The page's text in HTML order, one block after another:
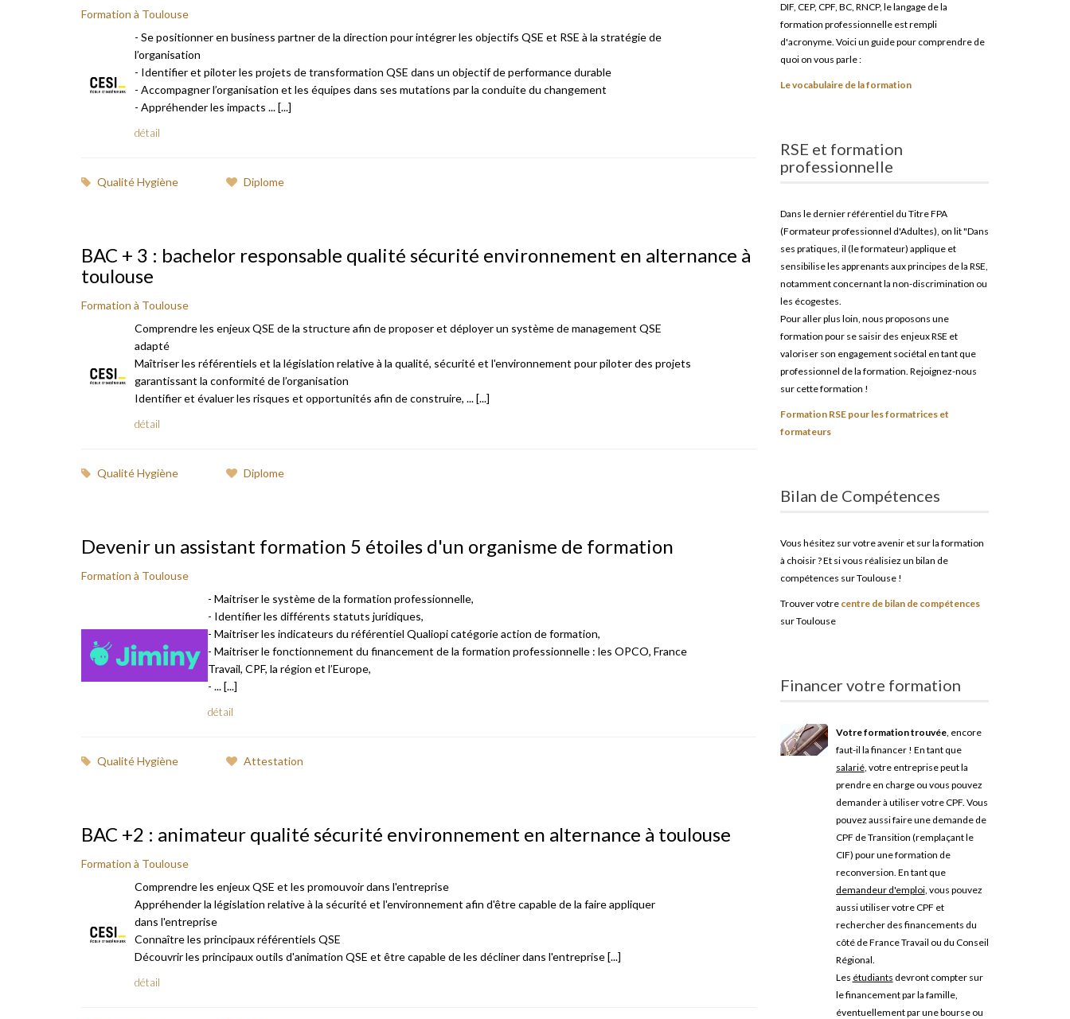
Formation à Toulouse
- Se positionner en business partner de la direction pour intégrer les objectifs QSE et RSE à la stratégie de
l’organisation
- Identifier et piloter les projets de transformation QSE dans un objectif de performance durable
- Accompagner l’organisation et les équipes dans ses mutations par la conduite du changement
- Appréhender les impacts ... [...]
détail
Qualité Hygiène Diplome
BAC + 3 : bachelor responsable qualité sécurité environnement en alternance à
toulouse
Formation à Toulouse
Comprendre les enjeux QSE de la structure afin de proposer et déployer un système de management QSE
adapté
Maîtriser les référentiels et la législation relative à la qualité, sécurité et l'environnement pour piloter des projets
garantissant la conformité de l’organisation
Identifier et évaluer les risques et opportunités afin de construire, ... [...]
détail
Qualité Hygiène Diplome
Devenir un assistant formation 5 étoiles d'un organisme de formation
Formation à Toulouse
- Maitriser le système de la formation professionnelle,
- Identifier les différents statuts juridiques,
- Maitriser les indicateurs du référentiel Qualiopi catégorie action de formation,
- Maitriser le fonctionnement du financement de la formation professionnelle : les OPCO, France
Travail, CPF, la région et l’Europe,
- ... [...]
détail
Qualité Hygiène Attestation
BAC +2 : animateur qualité sécurité environnement en alternance à toulouse
Formation à Toulouse
Comprendre les enjeux QSE et les promouvoir dans l'entreprise
Appréhender la législation relative à la sécurité et l'environnement afin d'être capable de la faire appliquer
dans l'entreprise
Connaître les principaux référentiels QSE
Découvrir les principaux outils d'animation QSE et être capable de les décliner dans l'entreprise [...]
détail
DIF, CEP, CPF, BC, RNCP, le langage de la
formation professionnelle est rempli
d'acronyme. Voici un guide pour comprendre de
quoi on vous parle :
Le vocabulaire de la formation
RSE et formation
professionnelle
Dans le dernier référentiel du Titre FPA
(Formateur professionnel d'Adultes), on lit "Dans
ses pratiques, il (le formateur) applique et
sensibilise les apprenants aux principes de la RSE,
notamment concernant la non-discrimination ou
les écogestes.
Pour aller plus loin, nous proposons une
formation pour se saisir des enjeux RSE et
valoriser son engagement sociétal en tant que
professionnel de la formation. Rejoignez-nous
sur cette formation !
Formation RSE pour les formatrices et
formateurs
Bilan de Compétences
Vous hésitez sur votre avenir et sur la formation
à choisir ? Et si vous réalisiez un bilan de
compétences sur Toulouse !
Trouver votre centre de bilan de compétences
sur Toulouse
Financer votre formation
Votre formation trouvée, encore
faut-il la financer ! En tant que
salarié, votre entreprise peut la
prendre en charge ou vous pouvez
demander à utiliser votre CPF. Vous
pouvez aussi faire une demande de
CPF de Transition (remplaçant le
CIF) pour une formation de
reconversion. En tant que
demandeur d'emploi, vous pouvez
aussi utiliser votre CPF et
rechercher des financements du
côté de France Travail ou du Conseil
Régional.
Les étudiants devront compter sur
le financement par la famille,
éventuellement par une bourse ou